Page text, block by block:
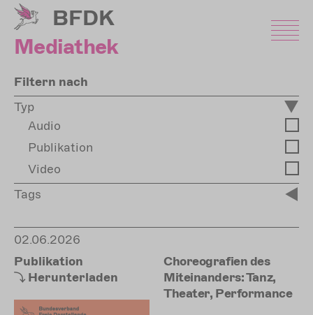
Direkt
zum
Inhalt
BFDK
Mediathek
02.06.2026
Publikation
Herunterladen
Choreografien des
Miteinanders: Tanz,
Theater, Performance
Filtern nach
Typ
Audio
Publikation
Video
Tags